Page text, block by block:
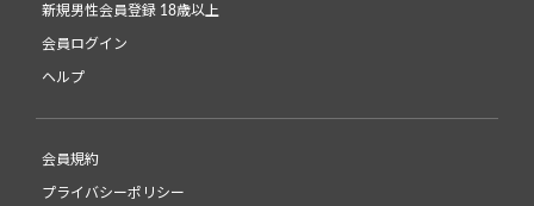
新規男性会員登録 18歳以上
会員ログイン
ヘルプ
会員規約
プライバシーポリシー